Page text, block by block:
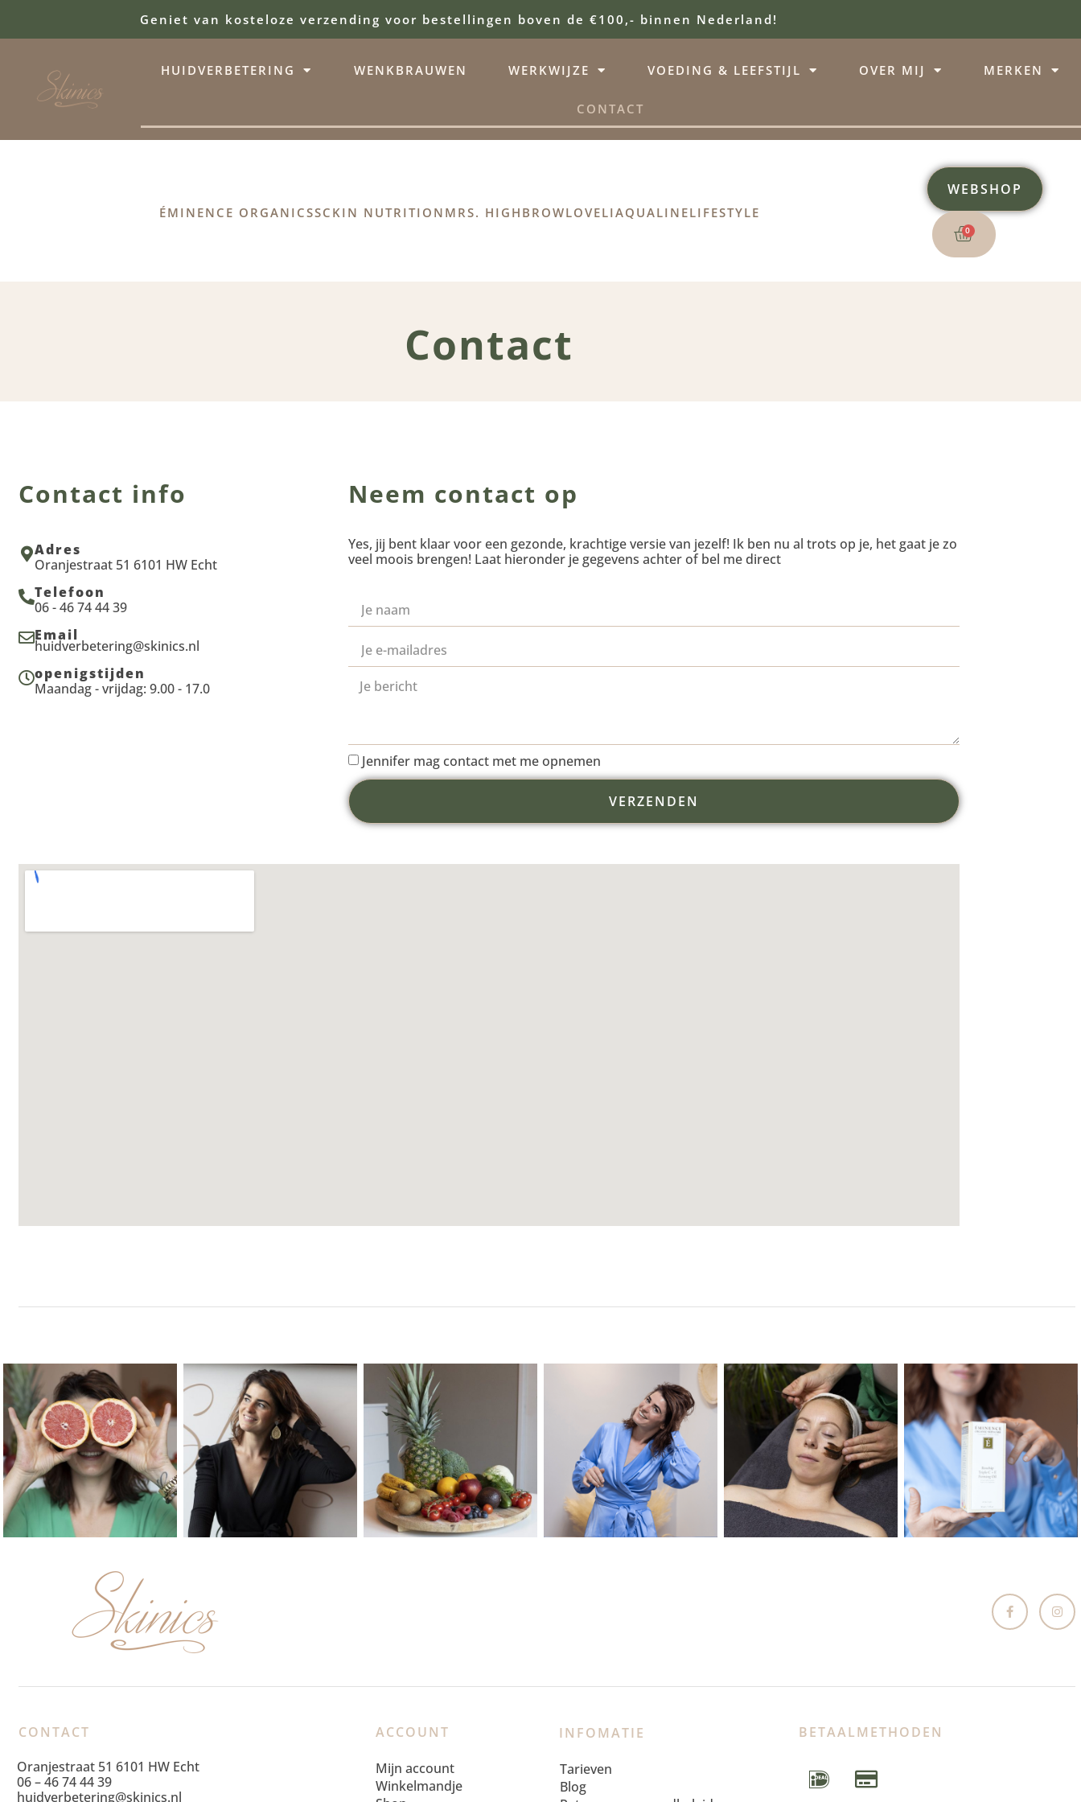
Geniet van kosteloze verzending voor bestellingen boven de €100,- binnen Nederland!
HUIDVERBETERING WENKBRAUWEN WERKWIJZE VOEDING & LEEFSTIJL OVER MIJ MERKEN
CONTACT
ÉMINENCE ORGANICSSCKIN NUTRITION MRS. HIGHBROWLOVELIAQUALINELIFESTYLE
WEBSHOP
0
Contact
Contact info
Adres
Oranjestraat 51 6101 HW Echt
Telefoon
06 - 46 74 44 39
Email
huidverbetering@skinics.nl
openigstijden
Maandag - vrijdag: 9.00 - 17.0
Neem contact op
Yes, jij bent klaar voor een gezonde, krachtige versie van jezelf! Ik ben nu al trots op je, het gaat je zo
veel moois brengen! Laat hieronder je gegevens achter of bel me direct
Jennifer mag contact met me opnemen
VERZENDEN
CONTACT
Oranjestraat 51 6101 HW Echt
06 – 46 74 44 39
huidverbetering@skinics.nl
ACCOUNT
Mijn account
Winkelmandje
INFOMATIE
Tarieven
Blog
BETAALMETHODEN